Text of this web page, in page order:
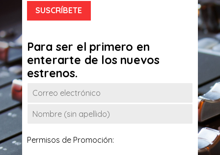
SUSCRÍBETE
Para ser el primero en
enterarte de los nuevos
estrenos.
Permisos de Promoción: